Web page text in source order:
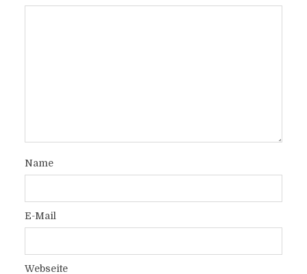
Name
E-Mail
Webseite